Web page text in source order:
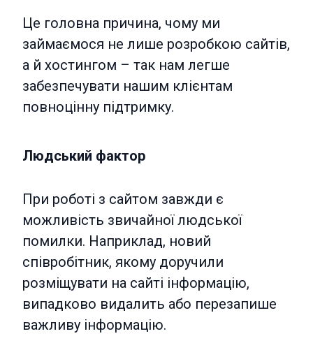
Це головна причина, чому ми
займаємося не лише розробкою сайтів,
а й хостингом – так нам легше
забезпечувати нашим клієнтам
повноцінну підтримку.
Людський фактор
При роботі з сайтом завжди є
можливість звичайної людської
помилки. Наприклад, новий
співробітник, якому доручили
розміщувати на сайті інформацію,
випадково видалить або перезапише
важливу інформацію.